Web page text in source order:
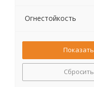
Огнестойкость
Сбросить